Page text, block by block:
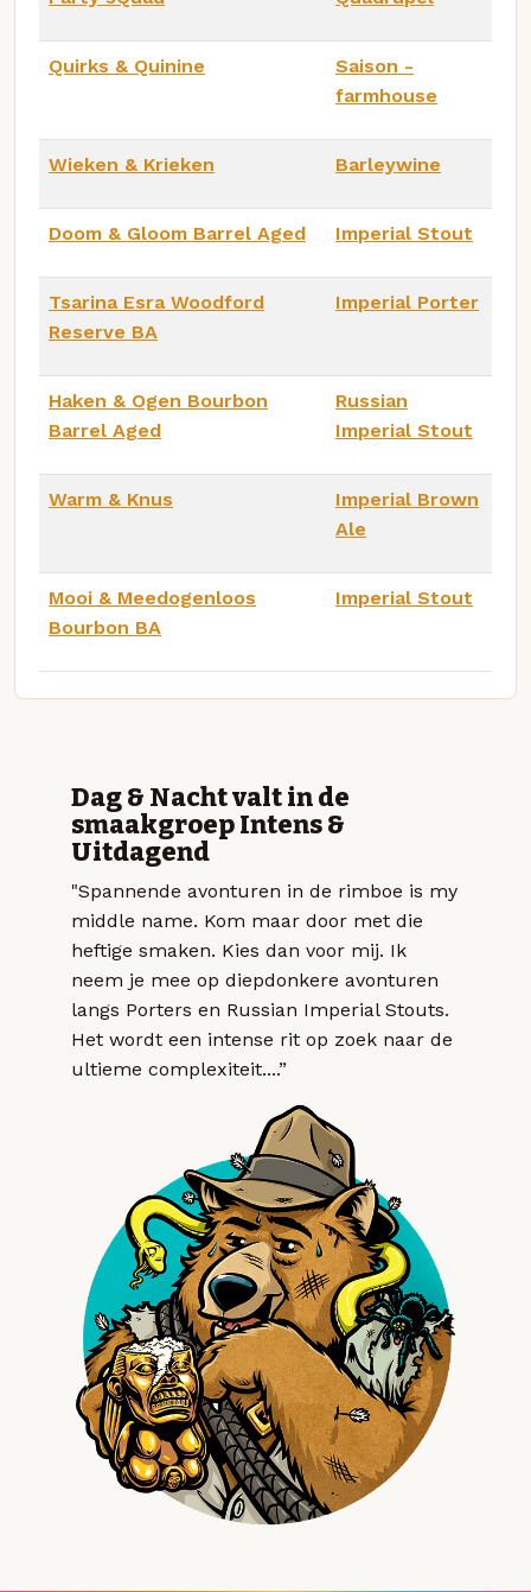
Quirks & Quinine
Saison -
farmhouse
Wieken & Krieken Barleywine
Doom & Gloom Barrel Aged Imperial Stout
Tsarina Esra Woodford
Reserve BA
Imperial Porter
Haken & Ogen Bourbon
Barrel Aged
Russian
Imperial Stout
Warm & Knus
Imperial Brown
Ale
Mooi & Meedogenloos
Bourbon BA
Imperial Stout
Dag & Nacht valt in de
smaakgroep Intens &
Uitdagend
"Spannende avonturen in de rimboe is my
middle name. Kom maar door met die
heftige smaken. Kies dan voor mij. Ik
neem je mee op diepdonkere avonturen
langs Porters en Russian Imperial Stouts.
Het wordt een intense rit op zoek naar de
ultieme complexiteit....”